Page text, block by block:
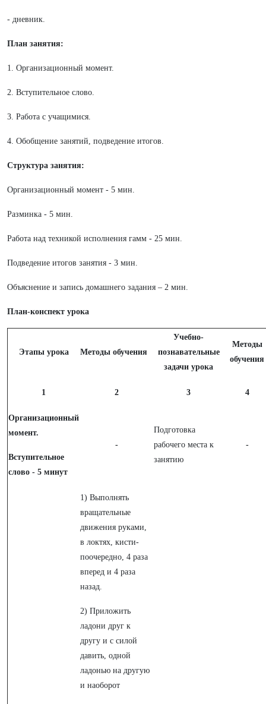
- дневник.
План занятия:
1. Организационный момент.
2. Вступительное слово.
3. Работа с учащимися.
4. Обобщение занятий, подведение итогов.
Структура занятия:
Организационный момент - 5 мин.
Разминка - 5 мин.
Работа над техникой исполнения гамм - 25 мин.
Подведение итогов занятия - 3 мин.
Объяснение и запись домашнего задания – 2 мин.
План-конспект урока
Этапы урока Методы обучения
Учебно-
познавательные
задачи урока
Методы
обучения
1 2 3 4
Организационный
момент.
Вступительное
слово - 5 минут
-
Подготовка
рабочего места к
занятию
-
1) Выполнять
вращательные
движения руками,
в локтях, кисти-
поочередно, 4 раза
вперед и 4 раза
назад.
2) Приложить
ладони друг к
другу и с силой
давить, одной
ладонью на другую
и наоборот